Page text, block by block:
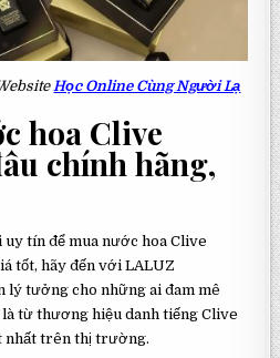
Học Online Cùng Người Lạ
hoa Clive
chính hãng,
tín để mua nước hoa Clive
tốt, hãy đến với LALUZ
lý tưởng cho những ai đam mê
từ thương hiệu danh tiếng Clive
nhất trên thị trường.